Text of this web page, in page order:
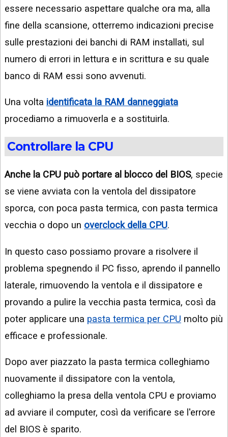
essere necessario aspettare qualche ora ma, alla
fine della scansione, otterremo indicazioni precise
sulle prestazioni dei banchi di RAM installati, sul
numero di errori in lettura e in scrittura e su quale
banco di RAM essi sono avvenuti.
Una volta identificata la RAM danneggiata
procediamo a rimuoverla e a sostituirla.
Controllare la CPU
Anche la CPU può portare al blocco del BIOS, specie
se viene avviata con la ventola del dissipatore
sporca, con poca pasta termica, con pasta termica
vecchia o dopo un overclock della CPU.
In questo caso possiamo provare a risolvere il
problema spegnendo il PC fisso, aprendo il pannello
laterale, rimuovendo la ventola e il dissipatore e
provando a pulire la vecchia pasta termica, così da
poter applicare una pasta termica per CPU molto più
efficace e professionale.
Dopo aver piazzato la pasta termica colleghiamo
nuovamente il dissipatore con la ventola,
colleghiamo la presa della ventola CPU e proviamo
ad avviare il computer, così da verificare se l'errore
del BIOS è sparito.